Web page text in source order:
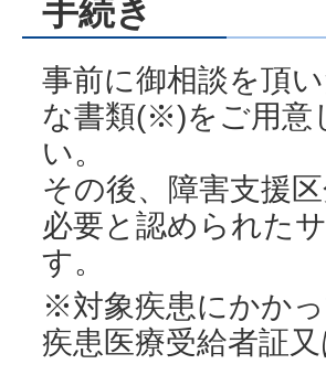
手続き
事前に御相談を頂
な書類(※)をご用意
い。
その後、障害支援
必要と認められた
す。
※対象疾患にかか
疾患医療受給者証